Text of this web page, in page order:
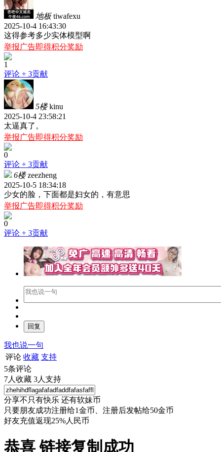
地板 tiwafexu
2025-10-4 16:43:30
这得参考多少实体模型啊
举报广告即得积分奖励
1
评论 + 3贡献
5楼 kinu
2025-10-4 23:58:21
太逼真了。
举报广告即得积分奖励
0
评论 + 3贡献
6楼 zeezheng
2025-10-5 18:34:18
少女的脸，下面都是妇女的，有意思
举报广告即得积分奖励
0
评论 + 3贡献
我也说一句
评论 收藏 支持
5条评论
7人收藏 3人支持
分享不只有快乐 还有软妹币
只要朋友成功注册给1金币、注册后发帖给50金币
好友充值返现25%人民币
恭喜 链接复制成功